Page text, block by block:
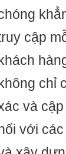
cập
khách
không chỉ
và
với